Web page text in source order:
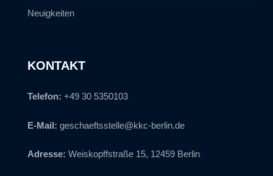
Neuigkeiten
KONTAKT
Telefon: +49 30 5350103
E-Mail: geschaeftsstelle@kkc-berlin.de
Adresse: Weiskopffstraße 15, 12459 Berlin